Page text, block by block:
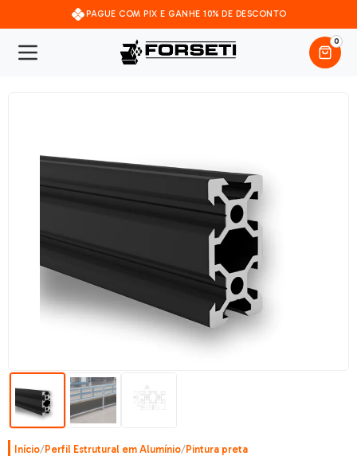
PAGUE COM PIX E GANHE 10% DE DESCONTO
0
Início/Perfil Estrutural em Alumínio/Pintura preta